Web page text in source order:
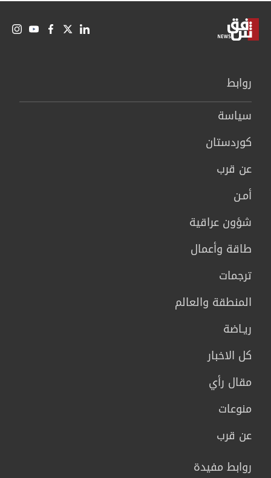
روابط
سیاسة
كوردستان
عن قرب
أمـن
شؤون عراقية
طاقة وأعمال
ترجمات
المنطقة والعالم
ريـاضة
كل الاخبار
مقال رأي
منوعات
عن قرب
روابط مفيدة